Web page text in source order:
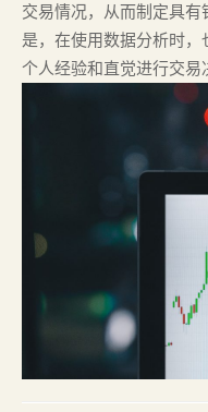
交易情况，从而制定具
是，在使用数据分析时
个人经验和直觉进行交易